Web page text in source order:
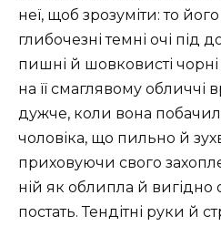
неї, щоб зрозуміти: то його
глибочезні темні очі під
пишні й шовковисті чорні
на її смаглявому обличчі
дужче, коли вона
чоловіка, що пильно й
приховуючи свого
ній як облипла й вигідно
постать. Тендітні руки й